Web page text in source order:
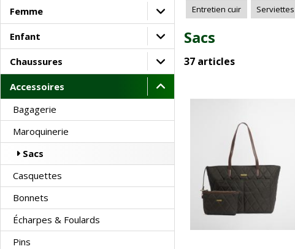
Femme
Enfant
Chaussures
Accessoires
Bagagerie
Maroquinerie
Sacs
Casquettes
Bonnets
Écharpes & Foulards
Pins
Entretien cuir
Sacs
37 articles